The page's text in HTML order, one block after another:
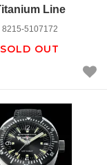
Line
8215-5107172
SOLD OUT